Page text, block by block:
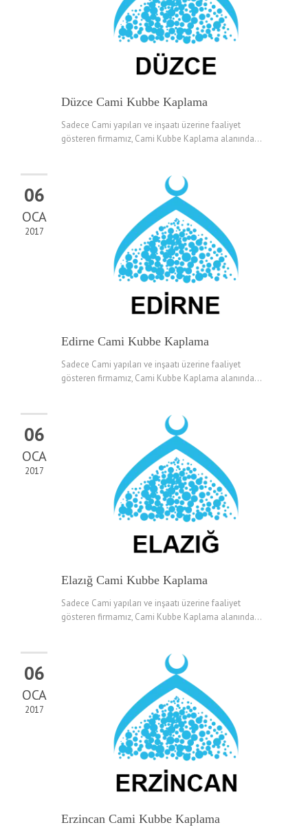
Düzce Cami Kubbe Kaplama
Sadece Cami yapıları ve inşaatı üzerine faaliyet
gösteren firmamız, Cami Kubbe Kaplama alanında...
06
OCA
2017
Edirne Cami Kubbe Kaplama
Sadece Cami yapıları ve inşaatı üzerine faaliyet
gösteren firmamız, Cami Kubbe Kaplama alanında...
06
OCA
2017
Elazığ Cami Kubbe Kaplama
Sadece Cami yapıları ve inşaatı üzerine faaliyet
gösteren firmamız, Cami Kubbe Kaplama alanında...
06
OCA
2017
Erzincan Cami Kubbe Kaplama